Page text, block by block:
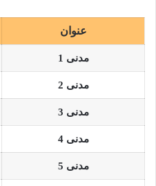
عنوان
مدنی 1
مدنی 2
مدنی 3
مدنی 4
مدنی 5